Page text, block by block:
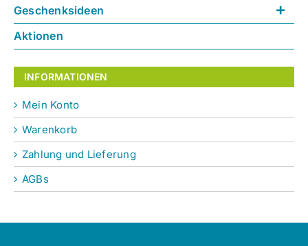
Geschenksideen
Aktionen
INFORMATIONEN
Mein Konto
Warenkorb
Zahlung und Lieferung
AGBs